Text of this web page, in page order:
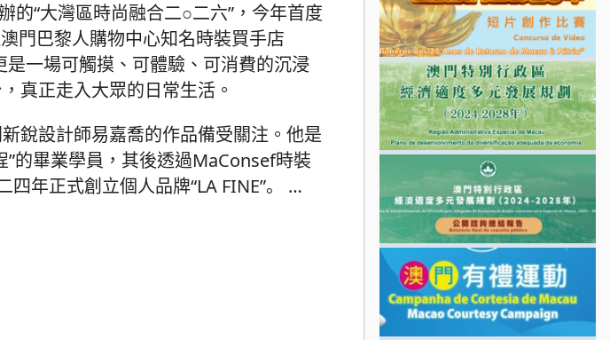
“大灣區時尚融合二○二六”，今年首度
門巴黎人購物中心知名時裝買手店
一場可觸摸、可體驗、可消費的沉浸
真正走入大眾的日常生活。
銳設計師易嘉喬的作品備受關注。他是
的畢業學員，其後透過MaConsef時裝
年正式創立個人品牌“LA FINE”。 …